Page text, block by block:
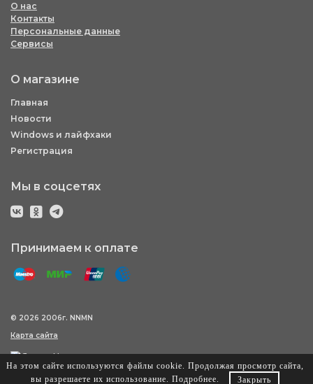
О нас
Контакты
Персональные данные
Сервисы
О магазине
Главная
Новости
Windows и лайфхаки
Регистрация
Мы в соцсетях
Принимаем к оплате
© 2026 2006г. NNMN
Карта сайта
На этом сайте используются файлы cookie. Продолжая просмотр сайта,
вы разрешаете их использование. Подробнее. Закрыть